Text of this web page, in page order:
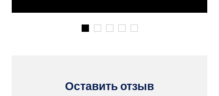
Оставить отзыв